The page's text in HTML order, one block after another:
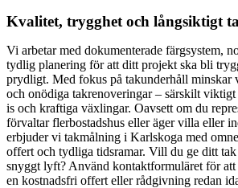
Kvalitet, trygghet och långsiktigt
Vi arbetar med dokumenterade färgsystem,
tydlig planering för att ditt projekt ska bli
prydligt. Med fokus på takunderhåll minskar
och onödiga takrenoveringar – särskilt
is och kraftiga växlingar. Oavsett om du
förvaltar flerbostadshus eller äger villa eller
erbjuder vi takmålning i Karlskoga med
offert och tydliga tidsramar. Vill du ge ditt
snyggt lyft? Använd kontaktformuläret för
en kostnadsfri offert eller rådgivning redan